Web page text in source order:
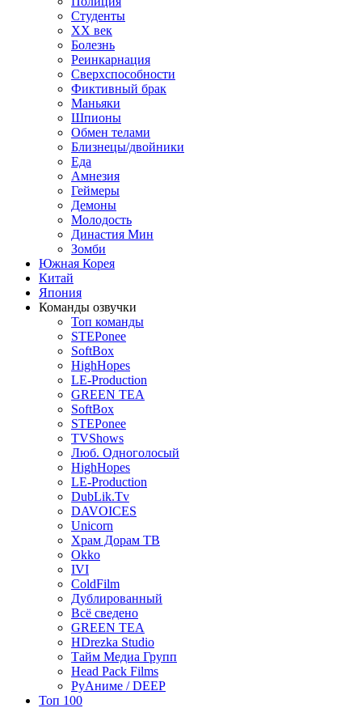
Студенты
ХХ век
Болезнь
Реинкарнация
Сверхспособности
Фиктивный брак
Маньяки
Шпионы
Обмен телами
Близнецы/двойники
Еда
Амнезия
Геймеры
Демоны
Молодость
Династия Мин
Зомби
Южная Корея
Китай
Япония
Команды озвучки
Топ команды
STEPonee
SoftBox
HighHopes
LE-Production
GREEN TEA
SoftBox
STEPonee
TVShows
Люб. Одноголосый
HighHopes
LE-Production
DubLik.Tv
DAVOICES
Unicorn
Храм Дорам ТВ
Okko
IVI
ColdFilm
Дублированный
Всё сведено
GREEN TEA
HDrezka Studio
Тайм Медиа Групп
Head Pack Films
РуАниме / DEEP
Топ 100